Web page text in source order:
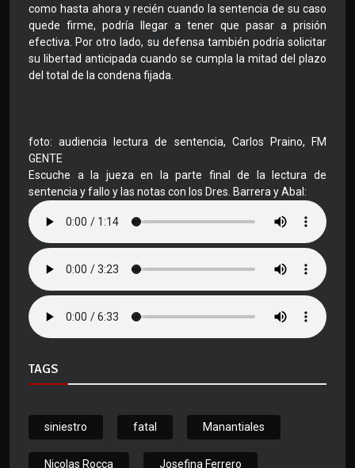
como hasta ahora y recién cuando la sentencia de su caso
quede firme, podría llegar a tener que pasar a prisión
efectiva. Por otro lado, su defensa también podría solicitar
su libertad anticipada cuando se cumpla la mitad del plazo
del total de la condena fijada.
foto: audiencia lectura de sentencia, Carlos Praino, FM
GENTE
Escuche a la jueza en la parte final de la lectura de
sentencia y fallo y las notas con los Dres. Barrera y Abal:
TAGS
siniestro fatal Manantiales
Nicolas Rocca Josefina Ferrero